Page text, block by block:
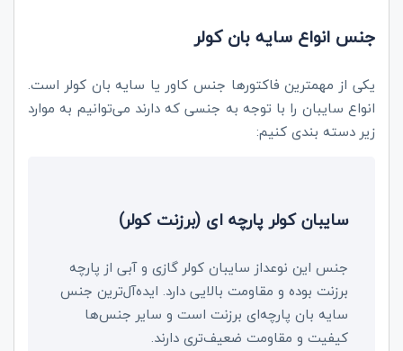
جنس انواع سایه بان کولر
یکی از مهمترین فاکتورها جنس کاور یا سایه بان کولر است.
انواع سایبان را با توجه به جنسی که دارند می‌توانیم به موارد
زیر دسته بندی کنیم:
سایبان کولر پارچه‌ ای (برزنت کولر)
جنس این نوعداز سایبان کولر گازی و آبی از پارچه
برزنت بوده و مقاومت بالایی دارد. ایده‌آل‌ترین جنس
سایه بان پارچه‌ای برزنت است و سایر جنس‌ها
کیفیت و مقاومت ضعیف‌تری دارند.